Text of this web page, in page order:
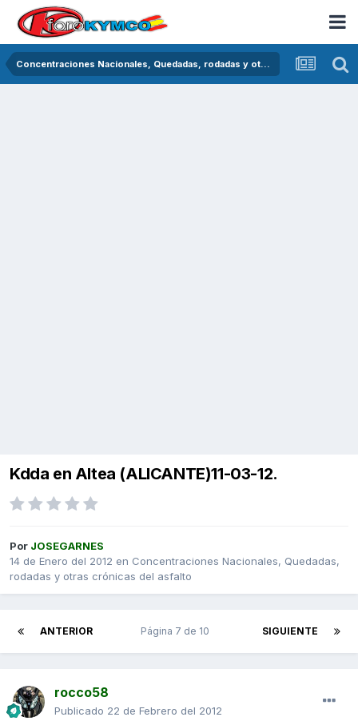
Concentraciones Nacionales, Quedadas, rodadas y otras crónicas del asfalto
Kdda en Altea (ALICANTE)11-03-12.
Por JOSEGARNES
14 de Enero del 2012 en Concentraciones Nacionales, Quedadas,
rodadas y otras crónicas del asfalto
ANTERIOR SIGUIENTE
Página 7 de 10
rocco58
Publicado 22 de Febrero del 2012